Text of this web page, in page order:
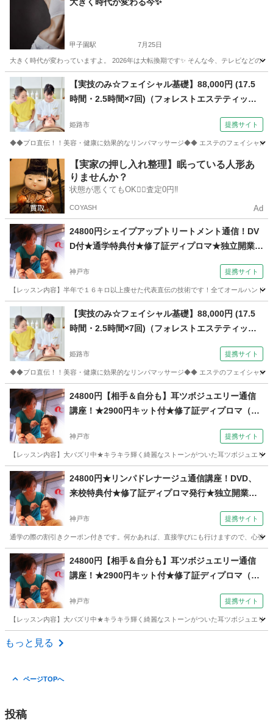
甲子園駅 7月25日
大きく時代が変わっていますよ。 2026年は大転換期です✨ そんな今、テレビなどの
兵庫 西宮市 甲子園駅 美容健康 レッスン
【実技のみ☆フェイシャル基礎】88,000円 (17.5
時間・2.5時間×7回)（フォレストエステティック
姫路市 提携サイト
◆◆プロ直伝！！美容・健康に効果的なリンパマッサージ◆◆ エステのフェイシャル
兵庫 姫路市 マッサージ
【実家の押し入れ整理】眠っている人形あ
りませんか？
状態が悪くてもOK🙆‍♀️査定0円‼️
COYASH Ad
24800円シェイプアップトリートメント通信！DV
D付★通学特典付★修了証ディプロマ★独立開業、
校）
神戸市 提携サイト
【レッスン内容】半年で１６キロ以上痩せた代表直伝の技術です！全てオールハン
兵庫 神戸市 エステ
【実技のみ☆フェイシャル基礎】88,000円 (17.5
時間・2.5時間×7回)（フォレストエステティック
姫路市 提携サイト
◆◆プロ直伝！！美容・健康に効果的なリンパマッサージ◆◆ エステのフェイシャル
兵庫 姫路市 マッサージ
24800円【相手＆自分も】耳ツボジュエリー通信
講座！★2900円キット付★修了証ディプロマ（コ
神戸市 提携サイト
【レッスン内容】大バズリ中★キラキラ輝く綺麗なストーンがついた耳ツボジュエリ
兵庫 神戸市 その他
24800円★リンパドレナージュ通信講座！DVD、
来校特典付★修了証ディプロマ発行★独立開業、
校）
神戸市 提携サイト
通学の際の割引きクーポン付きです。何かあれば、直接学びにも行けますので、心強
兵庫 神戸市 マッサージ
24800円【相手＆自分も】耳ツボジュエリー通信
講座！★2900円キット付★修了証ディプロマ（コ
神戸市 提携サイト
【レッスン内容】大バズリ中★キラキラ輝く綺麗なストーンがついた耳ツボジュエリ
兵庫 神戸市
もっと見る
ページTOPへ
投稿